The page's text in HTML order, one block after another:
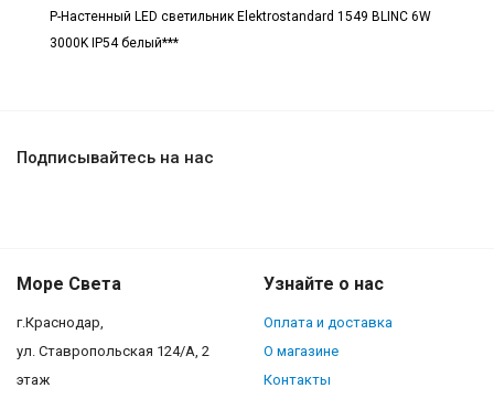
Р-Настенный LED светильник Elektrostandard 1549 BLINC 6W
3000K IP54 белый***
Подписывайтесь на нас
Море Света
г.Краснодар,
ул. Ставропольская 124/А, 2
этаж
Узнайте о нас
Оплата и доставка
О магазине
Контакты